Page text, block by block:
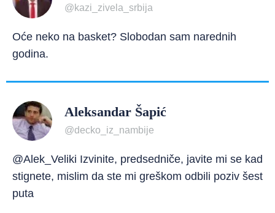
@kazi_zivela_srbija
Oće neko na basket? Slobodan sam narednih
godina.
Aleksandar Šapić
@decko_iz_nambije
@Alek_Veliki Izvinite, predsedniče, javite mi se kad
stignete, mislim da ste mi greškom odbili poziv šest
puta